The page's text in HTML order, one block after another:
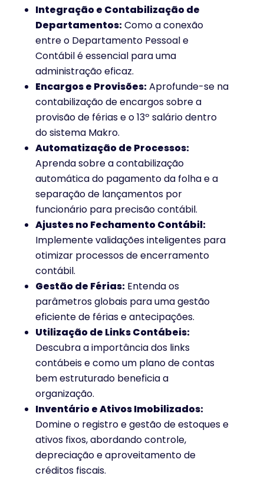
Integração e Contabilização de
Departamentos:Como a conexão
entre o Departamento Pessoal e
Contábil é essencial para uma
administração eficaz.
Encargos e Provisões:Aprofunde-se na
contabilização de encargos sobre a
provisão de férias e o 13º salário dentro
do sistema Makro.
Automatização de Processos:
Aprenda sobre a contabilização
automática do pagamento da folha e a
separação de lançamentos por
funcionário para precisão contábil.
Ajustes no Fechamento Contábil:
Implemente validações inteligentes para
otimizar processos de encerramento
contábil.
Gestão de Férias: Entenda os
parâmetros globais para uma gestão
eficiente de férias e antecipações.
Utilização de Links Contábeis:
Descubra a importância dos links
contábeis e como um plano de contas
bem estruturado beneficia a
organização.
Inventário e Ativos Imobilizados:
Domine o registro e gestão de estoques e
ativos fixos, abordando controle,
depreciação e aproveitamento de
créditos fiscais.